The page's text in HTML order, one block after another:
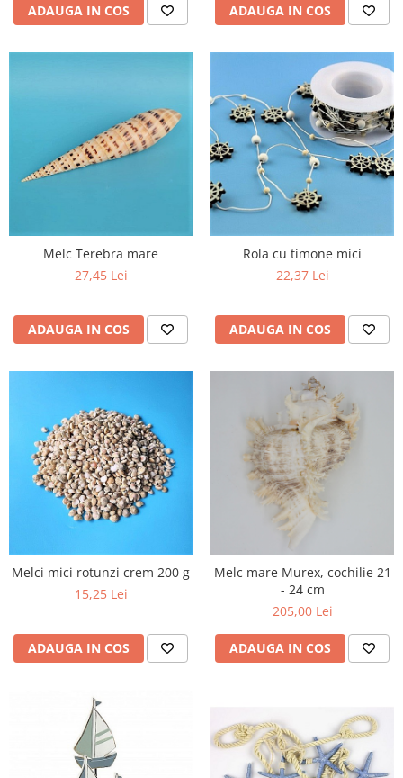
ADAUGA IN COS ADAUGA IN COS
Melc Terebra mare
27,45 Lei
ADAUGA IN COS
Rola cu timone mici
22,37 Lei
ADAUGA IN COS
Melci mici rotunzi crem 200 g
15,25 Lei
ADAUGA IN COS
Melc mare Murex, cochilie 21
- 24 cm
205,00 Lei
ADAUGA IN COS